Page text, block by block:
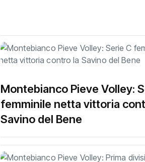
Montebianco Pieve Volley:
femminile netta vittoria
Savino del Bene